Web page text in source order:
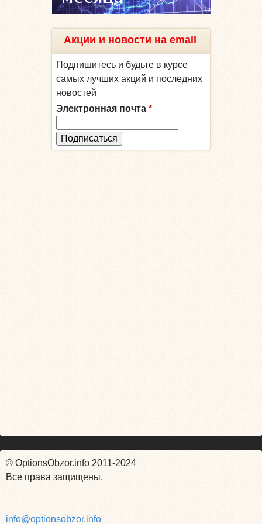
Акции и новости на email
Подпишитесь и будьте в курсе
самых лучших акций и последних
новостей
Электронная почта *
© OptionsObzor.info 2011-2024
Все права защищены.
info@optionsobzor.info